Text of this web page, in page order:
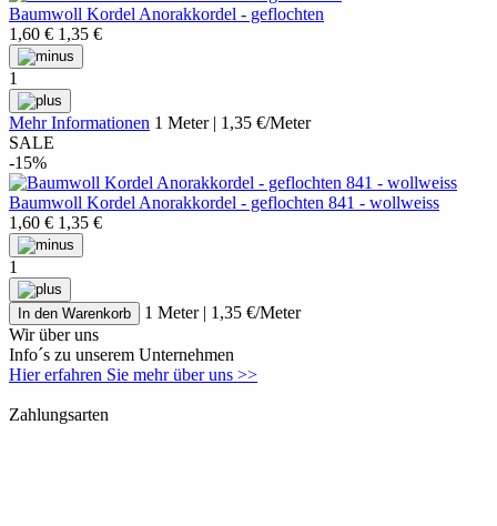
Baumwoll Kordel Anorakkordel - geflochten
1,60 € 1,35 €
1
Mehr Informationen 1 Meter | 1,35 €/Meter
SALE
-15%
Baumwoll Kordel Anorakkordel - geflochten 841 - wollweiss
1,60 € 1,35 €
1
In den Warenkorb
1 Meter | 1,35 €/Meter
Wir über uns
Info´s zu unserem Unternehmen
Hier erfahren Sie mehr über uns >>
Zahlungsarten